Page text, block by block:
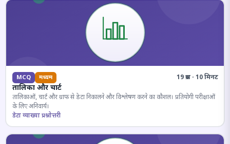
MCQ मध्यम 19 प्रश्न · 10 मिनट
तालिका और चार्ट
तालिकाओं, चार्ट और ग्राफ से डेटा निकालने और विश्लेषण करने का कौशल। प्रतियोगी परीक्षाओं
के लिए अनिवार्य।
डेटा व्याख्या प्रश्नोत्तरी